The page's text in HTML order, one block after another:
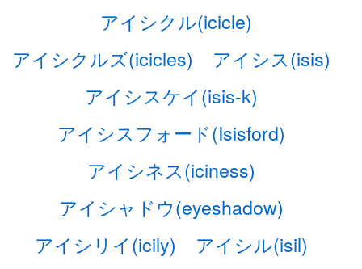
アイシクル(icicle)
アイシクルズ(icicles)
アイシス(isis)
アイシスケイ(isis-k)
アイシスフォード(Isisford)
アイシネス(iciness)
アイシャドウ(eyeshadow)
アイシリイ(icily)
アイシル(isil)